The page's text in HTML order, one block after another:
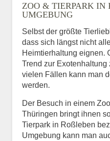
ZOO & TIERPARK IN
MGEBUNG
Selbst der größte
dass sich längst nicht
Heimtierhaltung eignen.
Trend zur Exotenhaltung
vielen Fällen kann man
werden.
Der Besuch in einem
Thüringen bringt ihnen
Tierpark in Roßleben
Umgebung kann man